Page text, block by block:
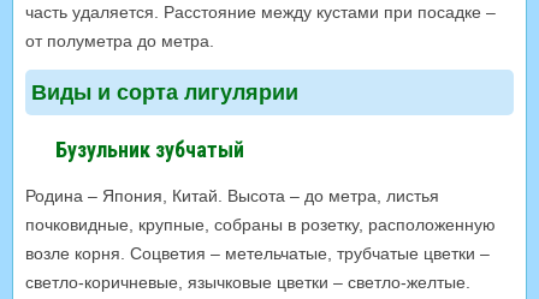
часть удаляется. Расстояние между кустами при посадке –
от полуметра до метра.
Виды и сорта лигулярии
Бузульник зубчатый
Родина – Япония, Китай. Высота – до метра, листья
почковидные, крупные, собраны в розетку, расположенную
возле корня. Соцветия – метельчатые, трубчатые цветки –
светло-коричневые, язычковые цветки – светло-желтые.